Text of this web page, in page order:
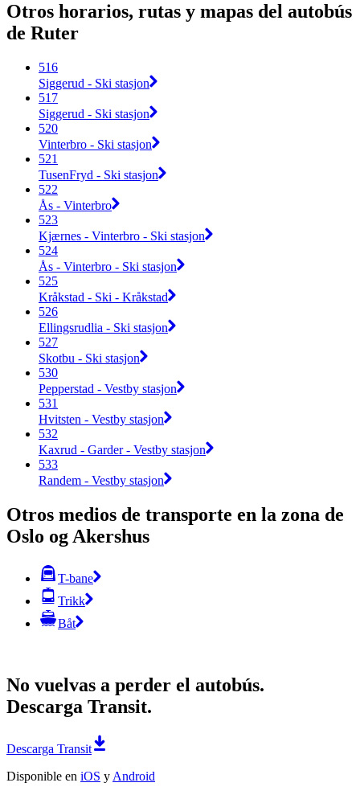
Otros horarios, rutas y mapas del autobús
de Ruter
516
Siggerud - Ski stasjon
517
Siggerud - Ski stasjon
520
Vinterbro - Ski stasjon
521
TusenFryd - Ski stasjon
522
Ås - Vinterbro
523
Kjærnes - Vinterbro - Ski stasjon
524
Ås - Vinterbro - Ski stasjon
525
Kråkstad - Ski - Kråkstad
526
Ellingsrudlia - Ski stasjon
527
Skotbu - Ski stasjon
530
Pepperstad - Vestby stasjon
531
Hvitsten - Vestby stasjon
532
Kaxrud - Garder - Vestby stasjon
533
Randem - Vestby stasjon
Otros medios de transporte en la zona de
Oslo og Akershus
T-bane
Trikk
Båt
No vuelvas a perder el autobús.
Descarga Transit.
Descarga Transit
Disponible en iOS y Android